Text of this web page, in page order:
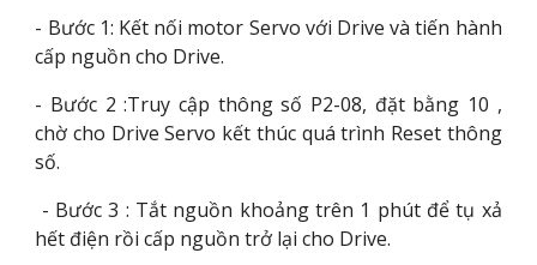
- Bước 1: Kết nối motor Servo với Drive và tiến hành
cấp nguồn cho Drive.
- Bước 2 :Truy cập thông số P2-08, đặt bằng 10 ,
chờ cho Drive Servo kết thúc quá trình Reset thông
số.
- Bước 3 : Tắt nguồn khoảng trên 1 phút để tụ xả
hết điện rồi cấp nguồn trở lại cho Drive.